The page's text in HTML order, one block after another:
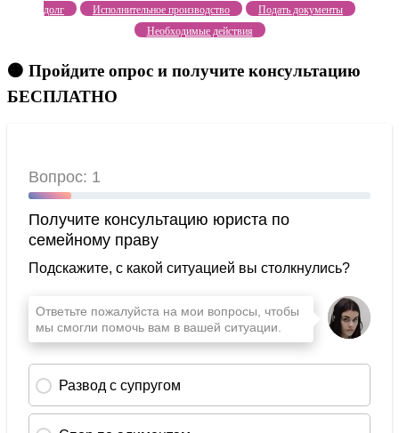
долг
Исполнительное производство
Подать документы
Необходимые действия
🟠 Пройдите опрос и получите консультацию
БЕСПЛАТНО